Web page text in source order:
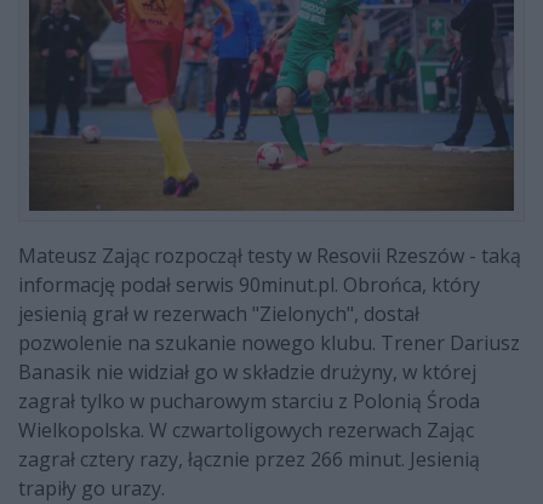
Mateusz Zając rozpoczął testy w Resovii Rzeszów - taką
informację podał serwis 90minut.pl. Obrońca, który
jesienią grał w rezerwach "Zielonych", dostał
pozwolenie na szukanie nowego klubu. Trener Dariusz
Banasik nie widział go w składzie drużyny, w której
zagrał tylko w pucharowym starciu z Polonią Środa
Wielkopolska. W czwartoligowych rezerwach Zając
zagrał cztery razy, łącznie przez 266 minut. Jesienią
trapiły go urazy.